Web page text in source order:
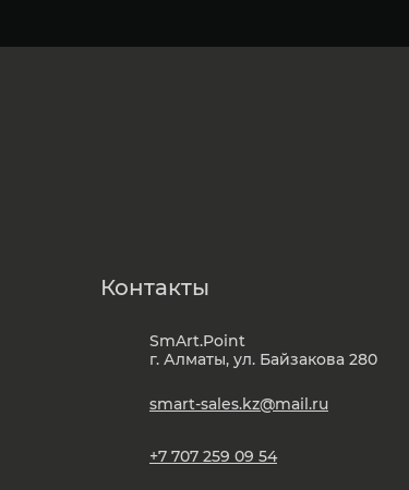
SmArt.Point
г. Алматы, ул. Байзакова 280
Контакты
smart-sales.kz@mail.ru
+7 707 259 09 54